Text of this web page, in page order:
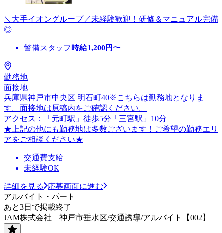
＼大手イオングループ／未経験歓迎！研修＆マニュアル完備
◎
警備スタッフ 時給1,200円〜
勤務地
面接地
兵庫県神戸市中央区 明石町40※こちらは勤務地となりま
す。面接地は原稿内をご確認ください。
アクセス：「元町駅」徒歩5分「三宮駅」10分
★上記の他にも勤務地は多数ございます！ご希望の勤務エリ
アをご相談ください★
交通費支給
未経験OK
詳細を見る
応募画面に進む
アルバイト・パート
あと3日で掲載終了
JAM株式会社 神戸市垂水区/交通誘導/アルバイト【002】